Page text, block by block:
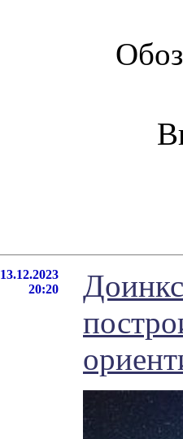
13.12.2023
20:20